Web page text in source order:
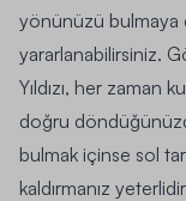
yönünüzü bulmaya
yararlanabilirsiniz.
Yıldızı, her zaman
doğru
bulmak içinse sol
kaldırmanız